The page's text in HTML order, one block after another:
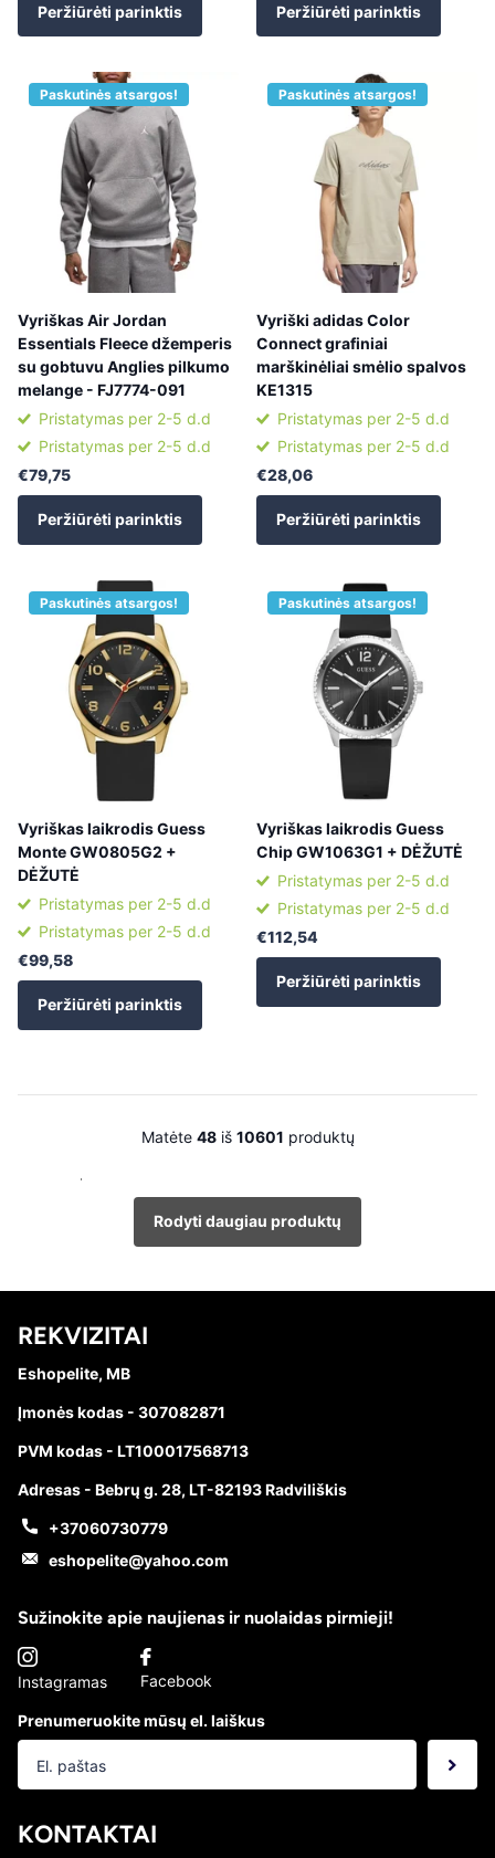
Peržiūrėti parinktis Peržiūrėti parinktis
Paskutinės atsargos!
Vyriškas Air Jordan
Essentials Fleece džemperis
su gobtuvu Anglies pilkumo
melange - FJ7774-091
Pristatymas per 2-5 d.d
Pristatymas per 2-5 d.d
€79,75
Peržiūrėti parinktis
Paskutinės atsargos!
Vyriški adidas Color
Connect grafiniai
marškinėliai smėlio spalvos
KE1315
Pristatymas per 2-5 d.d
Pristatymas per 2-5 d.d
€28,06
Peržiūrėti parinktis
Paskutinės atsargos!
Vyriškas laikrodis Guess
Monte GW0805G2 +
DĖŽUTĖ
Pristatymas per 2-5 d.d
Pristatymas per 2-5 d.d
€99,58
Peržiūrėti parinktis
Paskutinės atsargos!
Vyriškas laikrodis Guess
Chip GW1063G1 + DĖŽUTĖ
Pristatymas per 2-5 d.d
Pristatymas per 2-5 d.d
€112,54
Peržiūrėti parinktis
Matėte 48iš 10601 produktų
Rodyti daugiau produktų
Sužinokite apie naujienas ir nuolaidas pirmieji!
Instagramas Facebook
Prenumeruokite mūsų el. laiškus
KONTAKTAI
REKVIZITAI
Eshopelite, MB
Įmonės kodas - 307082871
PVM kodas - LT100017568713
Adresas - Bebrų g. 28, LT-82193 Radviliškis
+37060730779
eshopelite@yahoo.com